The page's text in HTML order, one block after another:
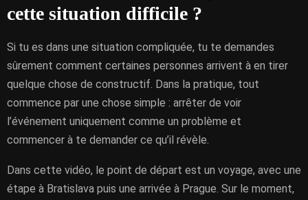
cette situation difficile ?
Si tu es dans une situation compliquée, tu te demandes
sûrement comment certaines personnes arrivent à en tirer
quelque chose de constructif. Dans la pratique, tout
commence par une chose simple : arrêter de voir
l’événement uniquement comme un problème et
commencer à te demander ce qu’il révèle.
Dans cette vidéo, le point de départ est un voyage, avec une
étape à Bratislava puis une arrivée à Prague. Sur le moment,